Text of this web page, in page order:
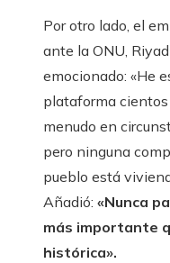
Por otro lado, el
ante la ONU,
emocionado: «He
plataforma cientos
menudo en
pero ninguna
pueblo está
Añadió: «Nunca
más importante
histórica».